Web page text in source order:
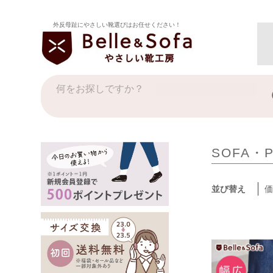
外反母趾にやさしい靴選びはお任せください！
SOFA・
並び替え